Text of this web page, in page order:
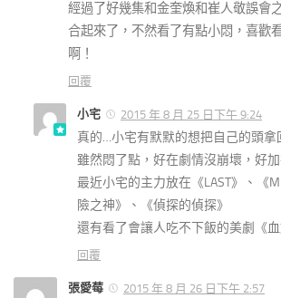
經過了好幾集和金奎煥和崔人敬誤會
合起來了，不然看了有點小悶，喜歡
啊！
回覆
小宅 2015 年 8 月 25 日下午 9:24
真的…小宅有默默的想把自己的頭拿
雖然悶了點，好在劇情沒崩壞，好加
最近小宅的主力放在《LAST》、《
險之神》、《偵探的偵探》
還有看了會讓人吃不下飯的美劇《血
回覆
張愛莓 2015 年 8 月 26 日下午 2:57